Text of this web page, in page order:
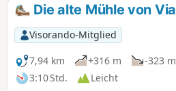
Die alte Mühle von
Visorando-Mitglied
7,94 km
+316 m
-323 m
3:10 Std.
Leicht